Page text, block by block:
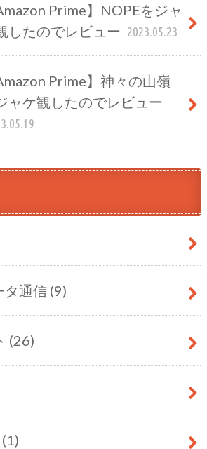
Prime】NOPEをジャ
したのでレビュー 2023.05.23
Prime】神々の山嶺
ャケ観したのでレビュー
タ通信 (9)
(26)
(1)